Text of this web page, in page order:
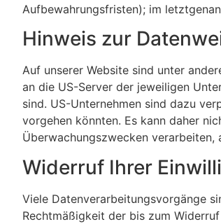
Aufbewahrungsfristen); im
Hinweis zur
Auf unserer Website sind unter
an die US-Server der jeweiligen
sind. US-Unternehmen sind dazu
vorgehen könnten. Es kann daher
Überwachungszwecken
Widerruf Ihrer
Viele Datenverarbeitungsvorgänge
Rechtmäßigkeit der bis zum